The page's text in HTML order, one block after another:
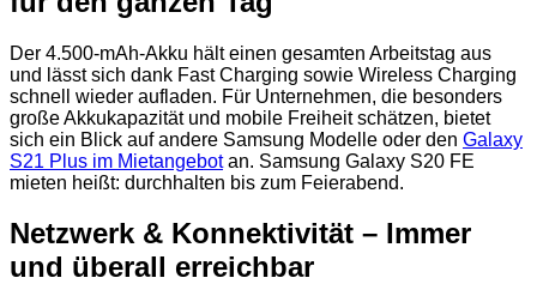
Der 4.500-mAh-Akku hält einen gesamten Arbeitstag aus
und lässt sich dank Fast Charging sowie Wireless Charging
schnell wieder aufladen. Für Unternehmen, die besonders
große Akkukapazität und mobile Freiheit schätzen, bietet
sich ein Blick auf andere Samsung Modelle oder den Galaxy
S21 Plus im Mietangebotan. Samsung Galaxy S20 FE
mieten heißt: durchhalten bis zum Feierabend.
Netzwerk & Konnektivität – Immer
und überall erreichbar